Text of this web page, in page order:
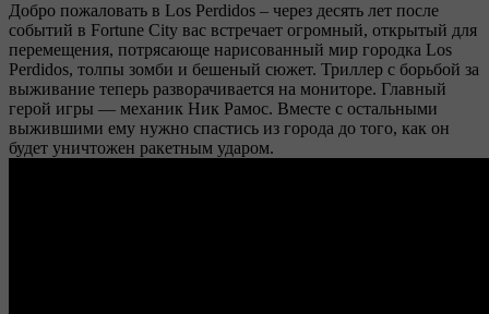
Добро пожаловать в Los Perdidos – через десять лет после
событий в Fortune City вас встречает огромный, открытый для
перемещения, потрясающе нарисованный мир городка Los
Perdidos, толпы зомби и бешеный сюжет. Триллер с борьбой за
выживание теперь разворачивается на мониторе. Главный
герой игры — механик Ник Рамос. Вместе с остальными
выжившими ему нужно спастись из города до того, как он
будет уничтожен ракетным ударом.